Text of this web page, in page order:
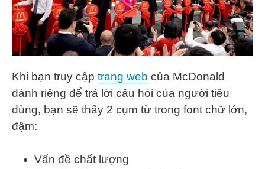
Khi bạn truy cập trang web của McDonald
dành riêng để trả lời câu hỏi của người tiêu
dùng, bạn sẽ thấy 2 cụm từ trong font chữ lớn,
đậm:
Vấn đề chất lượng